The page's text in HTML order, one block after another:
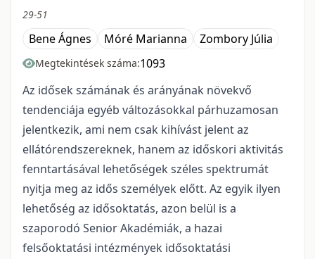
29-51
Bene Ágnes Móré Marianna Zombory Júlia
Megtekintések száma:1093
Az idősek számának és arányának növekvő
tendenciája egyéb változásokkal párhuzamosan
jelentkezik, ami nem csak kihívást jelent az
ellátórendszereknek, hanem az időskori aktivitás
fenntartásával lehetőségek széles spektrumát
nyitja meg az idős személyek előtt. Az egyik ilyen
lehetőség az idősoktatás, azon belül is a
szaporodó Senior Akadémiák, a hazai
felsőoktatási intézmények idősoktatási